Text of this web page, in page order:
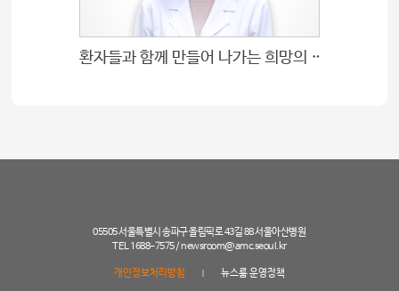
환자들과 함께 만들어 나가는 희망의 하모니
05505 서울특별시 송파구 올림픽로 43길 88 서울아산병원
TEL 1688-7575 /newsroom@amc.seoul.kr
개인정보처리방침 뉴스룸 운영정책